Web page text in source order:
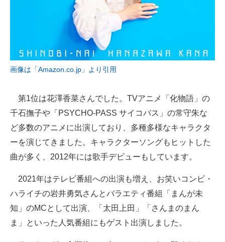
画像は「Amazon.co.jp」より引用
第1位は花澤香菜さんでした。TVアニメ「化物語」の
千石撫子や「PSYCHO-PASS サイコパス」の常守朱な
ど多数のアニメに出演しており、多種多様なキャラクタ
ーを演じてきました。キャラクターソングもヒットした
曲が多く、2012年には歌手デビューもしています。
2021年はテレビ番組への出演も増え、お笑いコンビ・
ハライチの岩井勇気さんとバラエティ番組「まんが未
知」のMCとして出演、「太田上田」「さんまのまん
ま」といった人気番組にもゲスト出演しました。